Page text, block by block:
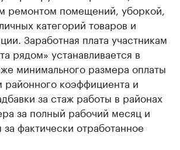
ремонтом помещений, уборкой,
категорий товаров и
Заработная плата участникам
рядом» устанавливается в
минимального размера оплаты
районного коэффициента и
за стаж работы в районах
за полный рабочий месяц и
за фактически отработанное